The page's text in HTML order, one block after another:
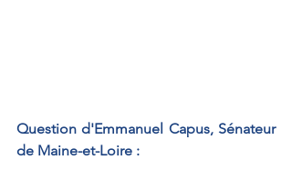
Question d'Emmanuel Capus, Sénateur
de Maine-et-Loire :